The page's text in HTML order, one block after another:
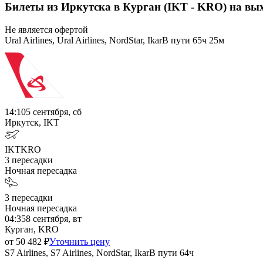
Билеты из Иркутска в Курган (IKT - KRO) на
Не является офертой
Ural Airlines, Ural Airlines, NordStar, IkarВ пути 65ч 25м
14:105 сентября, сб
Иркутск, IKT
IKTKRO
3 пересадки
Ночная пересадка
3 пересадки
Ночная пересадка
04:358 сентября, вт
Курган, KRO
от 50 482 ₽Уточнить цену
S7 Airlines, S7 Airlines, NordStar, IkarВ пути 64ч